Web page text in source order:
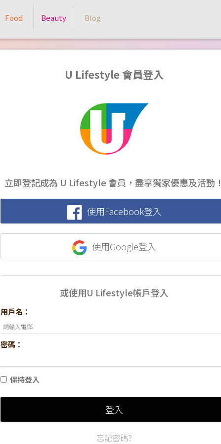
Food Beauty Blog
U Lifestyle 會員登入
立即登記成為 U Lifestyle 會員，盡享獨家優惠及活動！
使用Facebook登入
使用Google登入
或使用U Lifestyle帳戶登入
用戶名：
密碼：
保持登入
登入
忘記密碼?